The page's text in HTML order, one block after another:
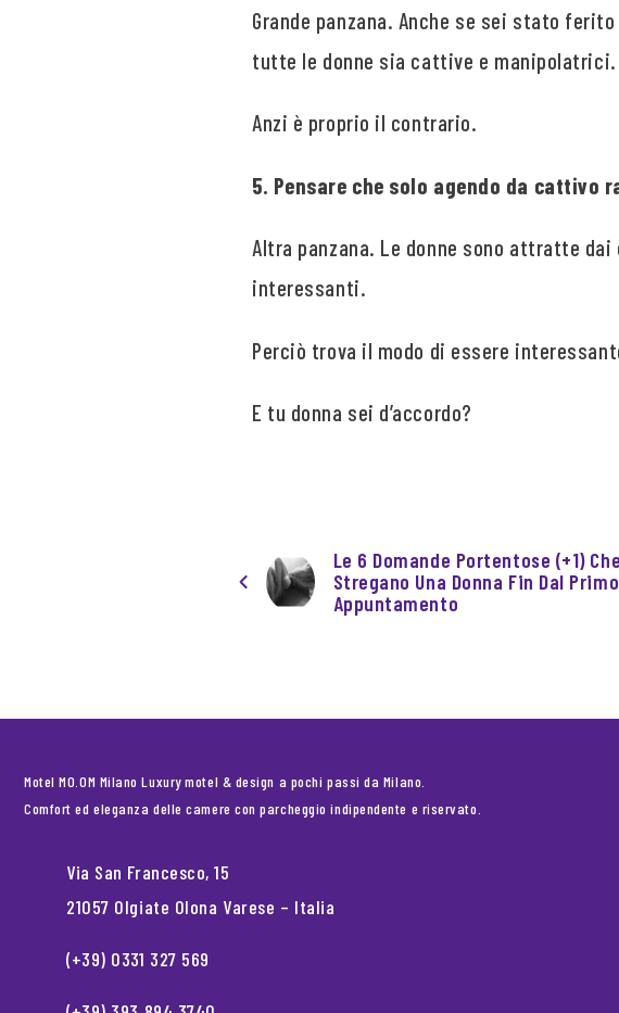
Grande panzana. Anche se sei stato
tutte le donne sia cattive e manipolatrici.
Anzi è proprio il contrario.
5. Pensare che solo agendo da cattivo
Altra panzana. Le donne sono attratte
interessanti.
Perciò trova il modo di essere
E tu donna sei d’accordo?
Le 6 Domande Portentose (+1) Che
Stregano Una Donna Fin Dal Primo
Appuntamento
Motel MO.OM Milano Luxury motel & design a pochi passi da Milano.
Comfort ed eleganza delle camere con parcheggio indipendente e riservato.
Via San Francesco, 15
21057 Olgiate Olona Varese – Italia
(+39) 0331 327 569